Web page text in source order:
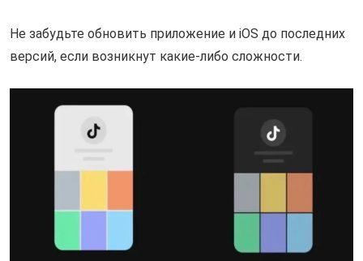
Не забудьте обновить приложение и iOS до последних
версий, если возникнут какие-либо сложности.